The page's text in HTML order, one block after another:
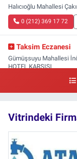
Halıcıoğlu Mahallesi
0 (212) 369 17 72
Taksim Eczanesi
Gümüşsuyu Mahallesi
HOTEL KARŞISI
Vitrindeki